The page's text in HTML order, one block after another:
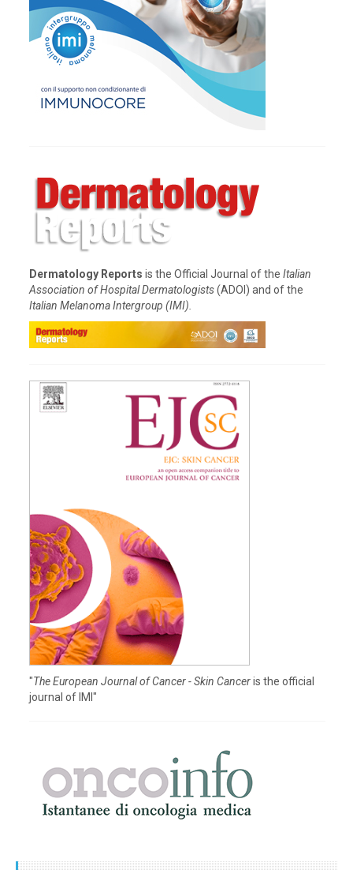
Dermatology Reports is the Official Journal of the Italian
Association of Hospital Dermatologists(ADOI) and of the
Italian Melanoma Intergroup (IMI).
"The European Journal of Cancer - Skin Canceris the official
journal of IMI"